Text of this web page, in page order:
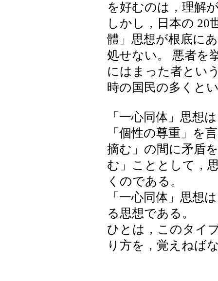
を好むのは，理解
しかし，日本の 20
體」思想が根底に
処せない。 悪者を
にはまった者とい
時の国民の多くと
「一心同体」思想
「個性の尊重」を
摘む」の間に矛盾
む」こととして，
くのである。
「一心同体」思想
る思想である。
ひとは，このタイ
り方を，覚えねば